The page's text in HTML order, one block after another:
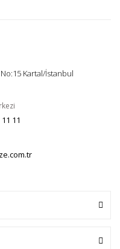
Kartal/İstanbul
11